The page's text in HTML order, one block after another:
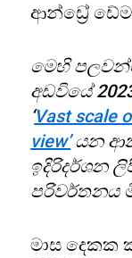
ආන්ඩ්‍රේ
මෙහි
අඩවියේ
‘Vast scale
view’යන
ඉදිරිදර්ශන
පරිවර්තනය
මාස දෙකක